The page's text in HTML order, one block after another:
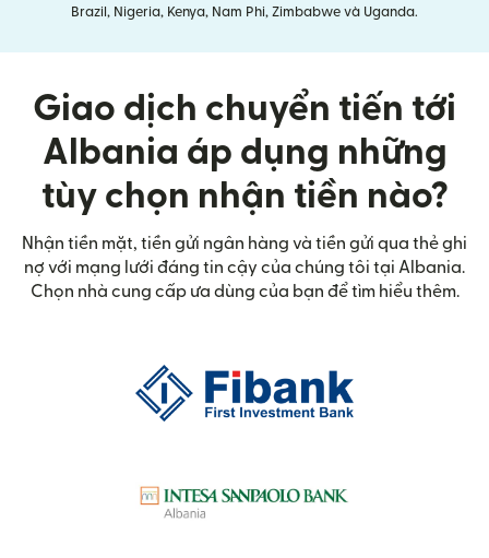
Brazil, Nigeria, Kenya, Nam Phi, Zimbabwe và Uganda.
Giao dịch chuyển tiến tới
Albania áp dụng những
tùy chọn nhận tiền nào?
Nhận tiền mặt, tiền gửi ngân hàng và tiền gửi qua thẻ ghi
nợ với mạng lưới đáng tin cậy của chúng tôi tại Albania.
Chọn nhà cung cấp ưa dùng của bạn để tìm hiểu thêm.